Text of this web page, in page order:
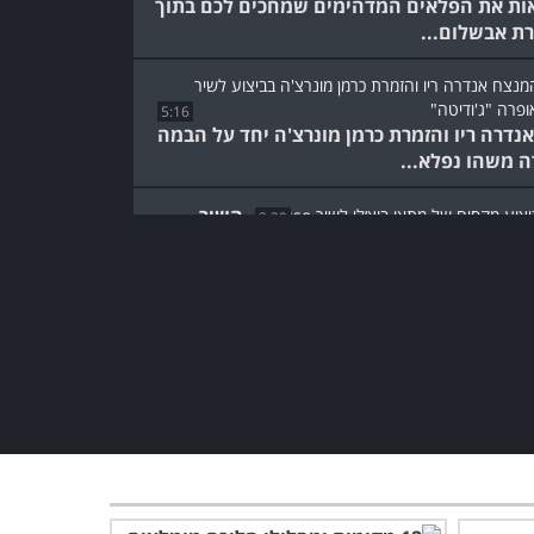
את הפלאים המדהימים שמחכים לכם בתוך
אבשלום...
5:16
ריו והזמרת כרמן מונרצ'ה יחד על הבמה
משהו נפלא...
3:39
השיר
13:29
לפספס!